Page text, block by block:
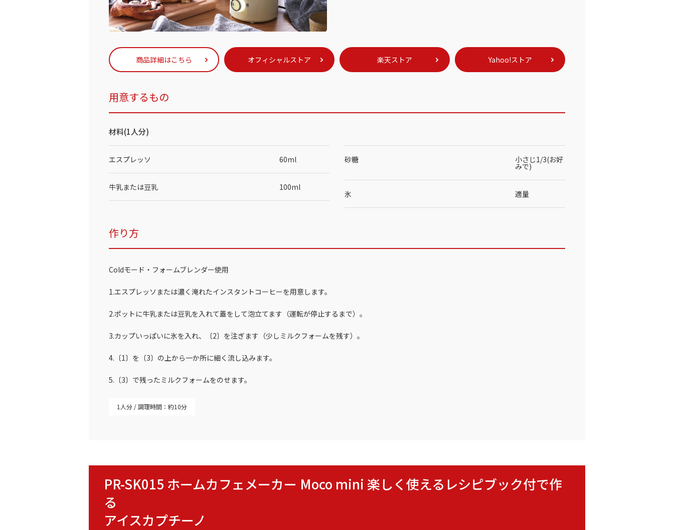
商品詳細はこちら オフィシャルストア 楽天ストア Yahoo!ストア
用意するもの
材料(1人分)
エスプレッソ 60ml
牛乳または豆乳 100ml
砂糖 小さじ1/3(お好
みで)
氷 適量
作り方
Coldモード・フォームブレンダー使用
1.エスプレッソまたは濃く淹れたインスタントコーヒーを用意します。
2.ポットに牛乳または豆乳を入れて蓋をして泡立てます（運転が停止するまで）。
3.カップいっぱいに氷を入れ、〔2〕を注ぎます（少しミルクフォームを残す）。
4.〔1〕を〔3〕の上から一か所に細く流し込みます。
5.〔3〕で残ったミルクフォームをのせます。
1人分 調理時間：約10分
PR-SK015 ホームカフェメーカー Moco mini 楽しく使えるレシピブック付で作
る
アイスカプチーノ